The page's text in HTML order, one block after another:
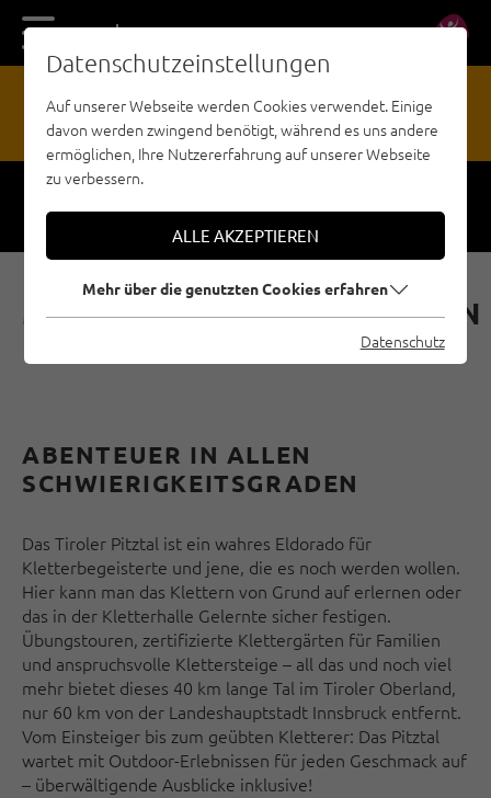
DE EN
GEFAHRENMELDESTELLE
MEHRSEILLÄNGENROUTEN
ABENTEUER IN ALLEN
SCHWIERIGKEITSGRADEN
Das Tiroler Pitztal ist ein wahres Eldorado für
Kletterbegeisterte und jene, die es noch werden wollen.
Hier kann man das Klettern von Grund auf erlernen oder
das in der Kletterhalle Gelernte sicher festigen.
Übungstouren, zertifizierte Klettergärten für Familien
und anspruchsvolle Klettersteige – all das und noch viel
mehr bietet dieses 40 km lange Tal im Tiroler Oberland,
nur 60 km von der Landeshauptstadt Innsbruck entfernt.
Vom Einsteiger bis zum geübten Kletterer: Das Pitztal
wartet mit Outdoor-Erlebnissen für jeden Geschmack auf
– überwältigende Ausblicke inklusive!
Datenschutzeinstellungen
Auf unserer Webseite werden Cookies verwendet. Einige
davon werden zwingend benötigt, während es uns andere
ermöglichen, Ihre Nutzererfahrung auf unserer Webseite
zu verbessern.
ALLE AKZEPTIEREN
Mehr über die genutzten Cookies erfahren
Datenschutz